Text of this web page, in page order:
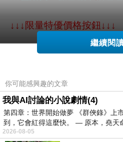
↓↓↓限量特優價格按鈕↓↓↓
繼續閱
你可能感興趣的文章
我與AI討論的小說劇情(4)
第四章：世界開始做夢 《群俠錄》上
到，它會紅得這麼快。 — 原本，堯天
2026-08-05